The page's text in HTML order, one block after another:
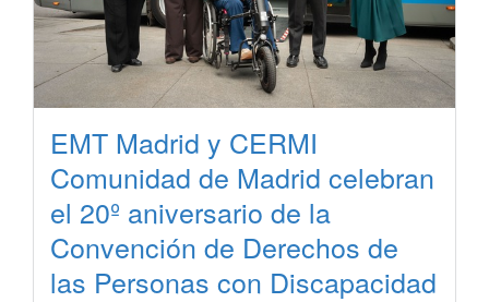
EMT Madrid y CERMI
Comunidad de Madrid celebran
el 20º aniversario de la
Convención de Derechos de
las Personas con Discapacidad